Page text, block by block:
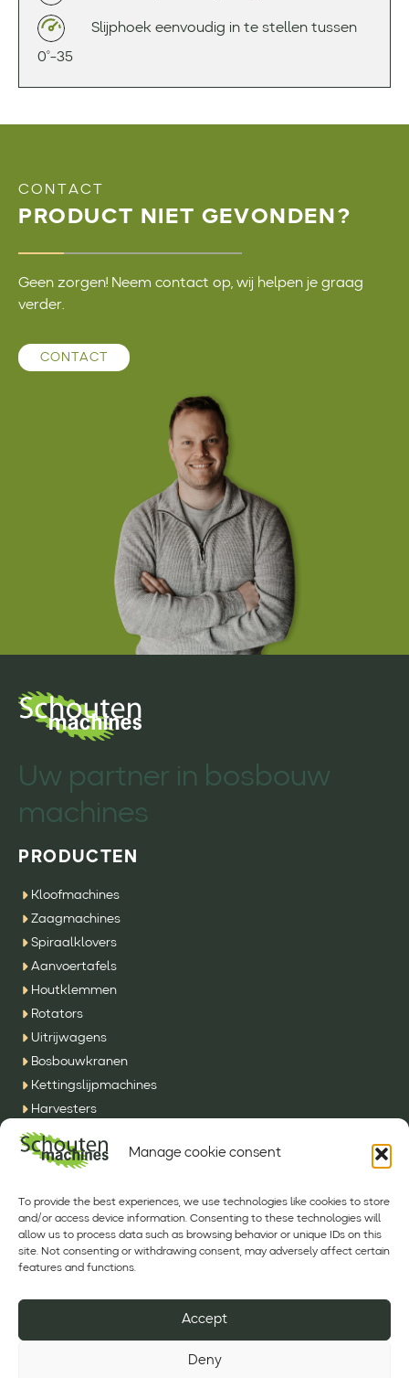
Manage cookie consent
To provide the best experiences, we use technologies like cookies to store
and/or access device information. Consenting to these technologies will
allow us to process data such as browsing behavior or unique IDs on this
site. Not consenting or withdrawing consent, may adversely affect certain
features and functions.
Accept
Deny
Slijphoek eenvoudig in te stellen tussen
0°-35
CONTACT
PRODUCT NIET GEVONDEN?
Geen zorgen! Neem contact op, wij helpen je graag
verder.
CONTACT
Uw partner in bosbouw
machines
PRODUCTEN
Kloofmachines
Zaagmachines
Spiraalklovers
Aanvoertafels
Houtklemmen
Rotators
Uitrijwagens
Bosbouwkranen
Kettingslijpmachines
Harvesters
SFE Machines
Overig
CONTACT
Phone: +31 (0) 493 342210
E-mail:
info@sfeh.nl
Volg ons op